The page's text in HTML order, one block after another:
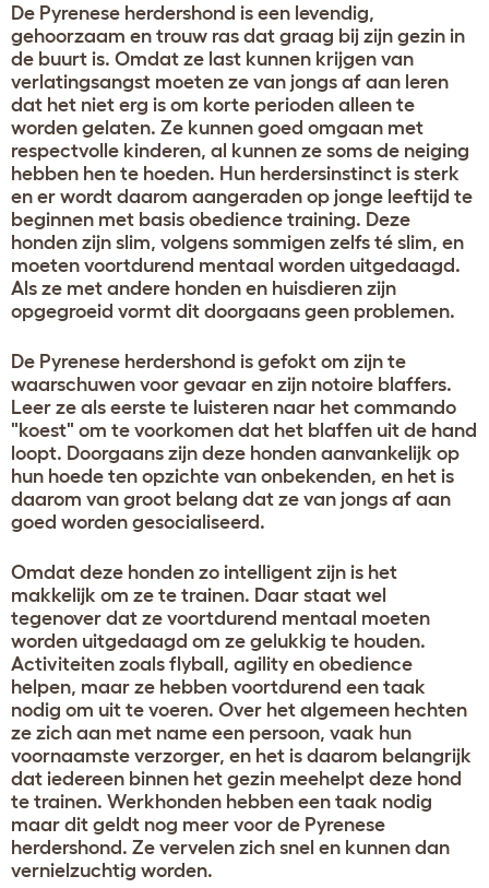
De Pyrenese herdershond is een levendig,
gehoorzaam en trouw ras dat graag bij zijn gezin in
de buurt is. Omdat ze last kunnen krijgen van
verlatingsangst moeten ze van jongs af aan leren
dat het niet erg is om korte perioden alleen te
worden gelaten. Ze kunnen goed omgaan met
respectvolle kinderen, al kunnen ze soms de neiging
hebben hen te hoeden. Hun herdersinstinct is sterk
en er wordt daarom aangeraden op jonge leeftijd te
beginnen met basis obedience training. Deze
honden zijn slim, volgens sommigen zelfs té slim, en
moeten voortdurend mentaal worden uitgedaagd.
Als ze met andere honden en huisdieren zijn
opgegroeid vormt dit doorgaans geen problemen.
De Pyrenese herdershond is gefokt om zijn te
waarschuwen voor gevaar en zijn notoire blaffers.
Leer ze als eerste te luisteren naar het commando
"koest" om te voorkomen dat het blaffen uit de hand
loopt. Doorgaans zijn deze honden aanvankelijk op
hun hoede ten opzichte van onbekenden, en het is
daarom van groot belang dat ze van jongs af aan
goed worden gesocialiseerd.
Omdat deze honden zo intelligent zijn is het
makkelijk om ze te trainen. Daar staat wel
tegenover dat ze voortdurend mentaal moeten
worden uitgedaagd om ze gelukkig te houden.
Activiteiten zoals flyball, agility en obedience
helpen, maar ze hebben voortdurend een taak
nodig om uit te voeren. Over het algemeen hechten
ze zich aan met name een persoon, vaak hun
voornaamste verzorger, en het is daarom belangrijk
dat iedereen binnen het gezin meehelpt deze hond
te trainen. Werkhonden hebben een taak nodig
maar dit geldt nog meer voor de Pyrenese
herdershond. Ze vervelen zich snel en kunnen dan
vernielzuchtig worden.